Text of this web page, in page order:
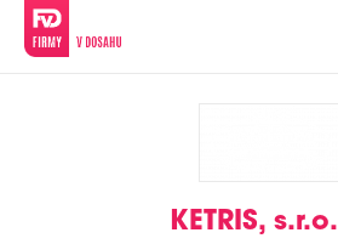
KETRIS, s.r.o.